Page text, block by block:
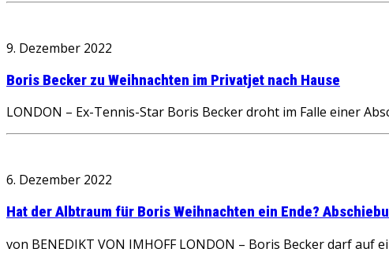
9. Dezember 2022
Boris Becker zu Weihnachten im Privatjet nach Hause
LONDON – Ex-Tennis-Star Boris Becker droht im Falle einer
6. Dezember 2022
Hat der Albtraum für Boris Weihnachten ein Ende?
von BENEDIKT VON IMHOFF LONDON – Boris Becker darf